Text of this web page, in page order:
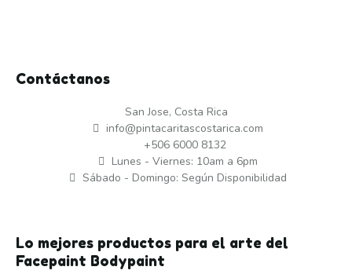
Contáctanos
San Jose, Costa Rica
info@pintacaritascostarica.com
+506 6000 8132
Lunes - Viernes: 10am a 6pm
Sábado - Domingo: Según Disponibilidad
Lo mejores productos para el arte del
Facepaint Bodypaint